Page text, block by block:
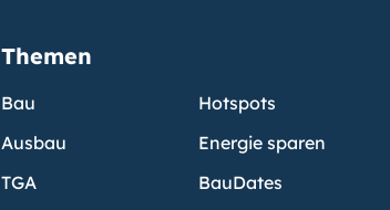
Themen
Bau
Ausbau
TGA
Hotspots
Energie sparen
BauDates